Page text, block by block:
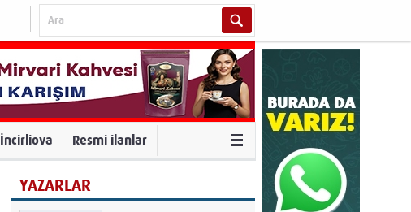
İncirliova Resmi ilanlar
YAZARLAR